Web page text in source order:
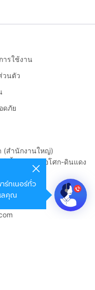
ร์ทเนอร์ทั่ว
ลคุณ
ารใช้งาน
วนตัว
ดภัย
(สำนักงานใหญ่)
ร์ ชั้น 22 ถนนอโศก-ดินแดง
แดง